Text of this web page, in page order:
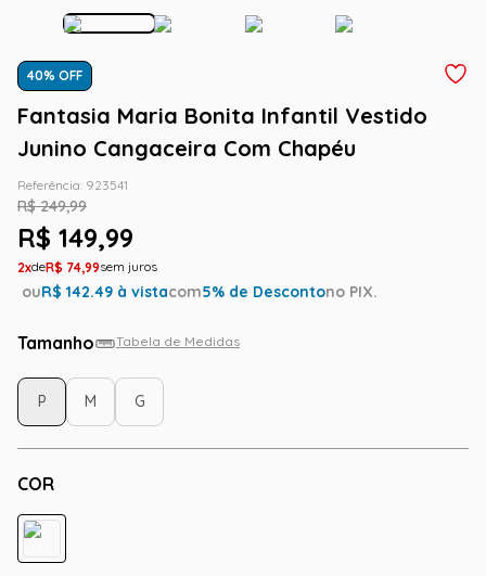
40% OFF
Fantasia Maria Bonita Infantil Vestido
Junino Cangaceira Com Chapéu
Referência: 923541
R$ 249,99
R$ 149,99
2 R$ 74,99
ouR$ 142.49 à vistacom5% de Descontono PIX.
Tamanho Tabela de Medidas
COR
P M G